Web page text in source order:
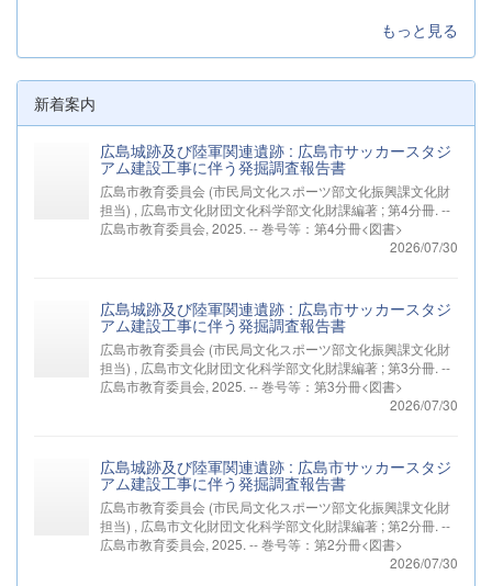
もっと見る
新着案内
広島城跡及び陸軍関連遺跡 : 広島市サッカースタジ
アム建設工事に伴う発掘調査報告書
広島市教育委員会 (市民局文化スポーツ部文化振興課文化財
担当) , 広島市文化財団文化科学部文化財課編著 ; 第4分冊. --
広島市教育委員会, 2025. -- 巻号等：第4分冊<図書>
2026/07/30
広島城跡及び陸軍関連遺跡 : 広島市サッカースタジ
アム建設工事に伴う発掘調査報告書
広島市教育委員会 (市民局文化スポーツ部文化振興課文化財
担当) , 広島市文化財団文化科学部文化財課編著 ; 第3分冊. --
広島市教育委員会, 2025. -- 巻号等：第3分冊<図書>
2026/07/30
広島城跡及び陸軍関連遺跡 : 広島市サッカースタジ
アム建設工事に伴う発掘調査報告書
広島市教育委員会 (市民局文化スポーツ部文化振興課文化財
担当) , 広島市文化財団文化科学部文化財課編著 ; 第2分冊. --
広島市教育委員会, 2025. -- 巻号等：第2分冊<図書>
2026/07/30